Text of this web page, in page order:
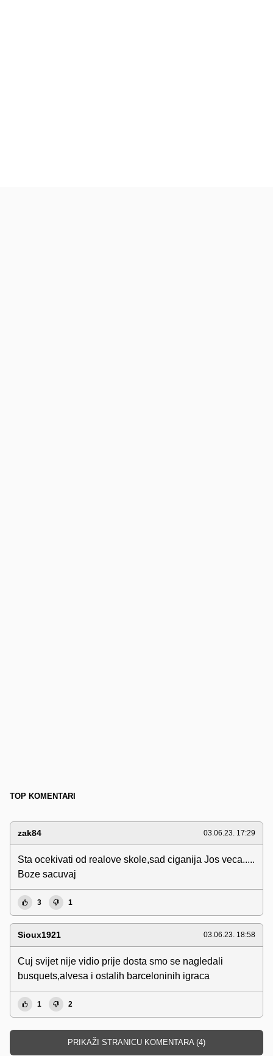
TOP KOMENTARI
zak84 03.06.23. 17:29
Sta ocekivati od realove skole,sad ciganija Jos veca.....
Boze sacuvaj
3 1
Sioux1921 03.06.23. 18:58
Cuj svijet nije vidio prije dosta smo se nagledali
busquets,alvesa i ostalih barceloninih igraca
1 2
PRIKAŽI STRANICU KOMENTARA (4)